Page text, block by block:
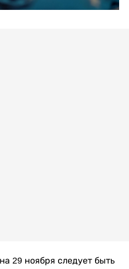
29 ноября следует быть